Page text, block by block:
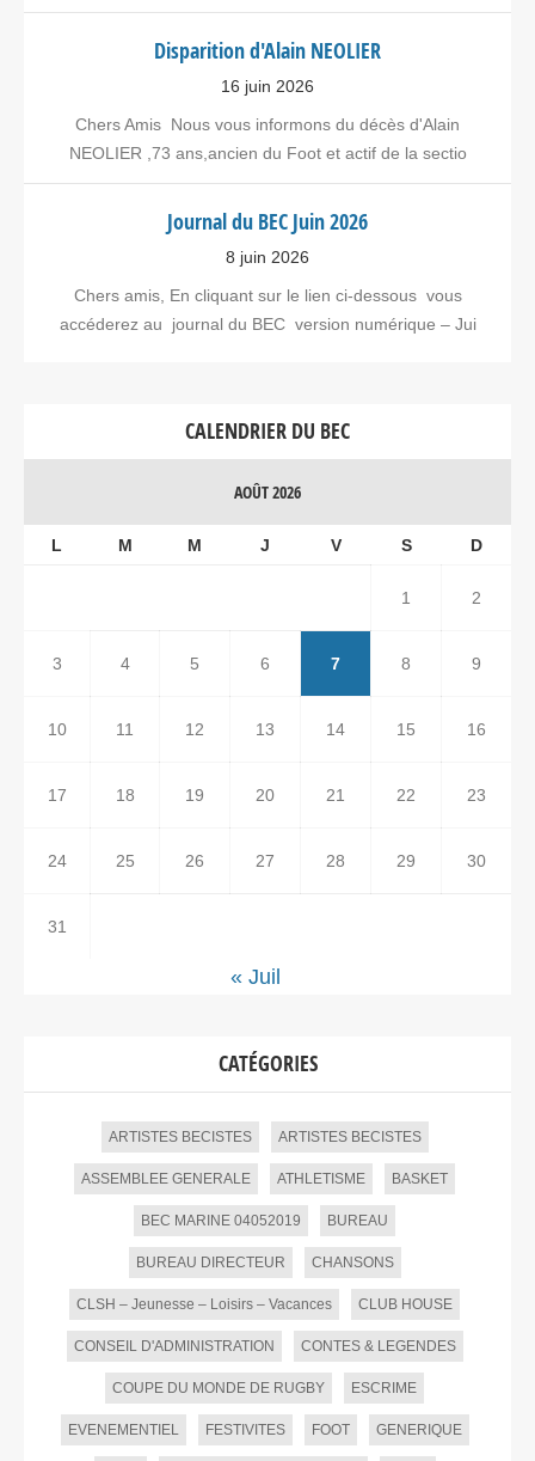
Disparition d'Alain NEOLIER
16 juin 2026
Chers Amis Nous vous informons du décès d'Alain
NEOLIER ,73 ans,ancien du Foot et actif de la sectio
Journal du BEC Juin 2026
8 juin 2026
Chers amis, En cliquant sur le lien ci-dessous vous
accéderez au journal du BEC version numérique – Jui
CALENDRIER DU BEC
AOÛT 2026
L M M J V S D
1 2
3 4 5 6 7 8 9
10 11 12 13 14 15 16
17 18 19 20 21 22 23
24 25 26 27 28 29 30
31
« Juil
CATÉGORIES
ARTISTES BECISTES ARTISTES BECISTES
ASSEMBLEE GENERALE ATHLETISME BASKET
BEC MARINE 04052019 BUREAU
BUREAU DIRECTEUR CHANSONS
CLSH – Jeunesse – Loisirs – Vacances CLUB HOUSE
CONSEIL D'ADMINISTRATION CONTES & LEGENDES
COUPE DU MONDE DE RUGBY ESCRIME
EVENEMENTIEL FESTIVITES FOOT GENERIQUE